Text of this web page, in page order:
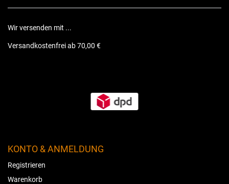
Wir versenden mit ...
Versandkostenfrei ab 70,00 €
KONTO & ANMELDUNG
Registrieren
Warenkorb